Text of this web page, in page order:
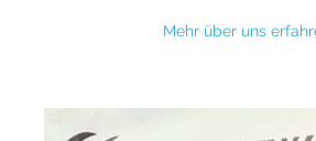
Mehr über uns